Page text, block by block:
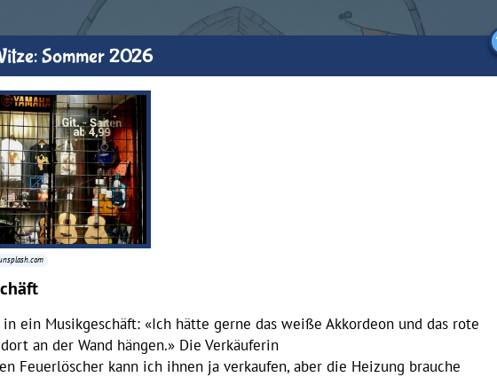
Sommer 2026
ein Musikgeschäft: «Ich hätte gerne das weiße Akkordeon und das rote
an der Wand hängen.» Die Verkäuferin
Feuerlöscher kann ich ihnen ja verkaufen, aber die Heizung brauche